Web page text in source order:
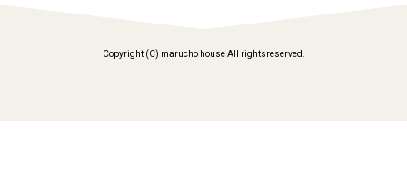
Copyright (C) marucho house All rightsreserved.